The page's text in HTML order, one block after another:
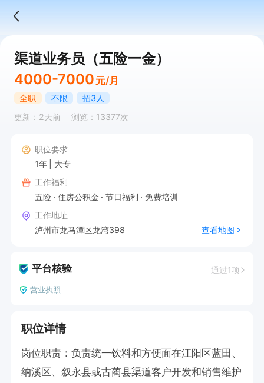
渠道业务员（五险一金）
4000-7000 元/月
全职 不限
招3人
更新：2天前
浏览：13377次
职位要求
1年
大专
工作福利
五险
住房公积金 节日福利
免费培训
工作地址
泸州市龙马潭区龙湾398
查看地图
平台核验 通过1项
营业执照
职位详情
岗位职责：负责统一饮料和方便面在江阳区蓝田、
纳溪区、叙永县或古蔺县渠道客户开发和销售维护